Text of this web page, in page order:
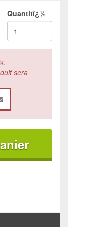
Quantitï¿½
sera